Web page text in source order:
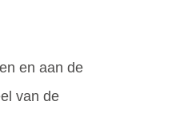
en aan de
van de